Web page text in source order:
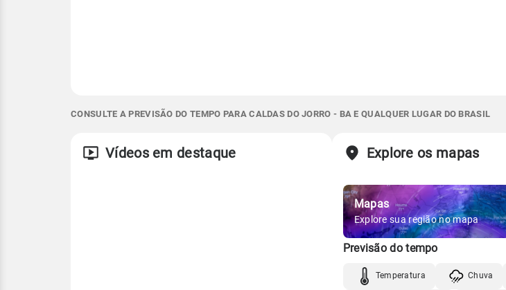
CONSULTE A PREVISÃO DO TEMPO PARA CALDAS DO JORRO - BA E QUALQUER LUGAR DO BRASIL
Vídeos em destaque Explore os mapas
Mapas
Explore sua região no mapa
Previsão do tempo
Temperatura Chuva